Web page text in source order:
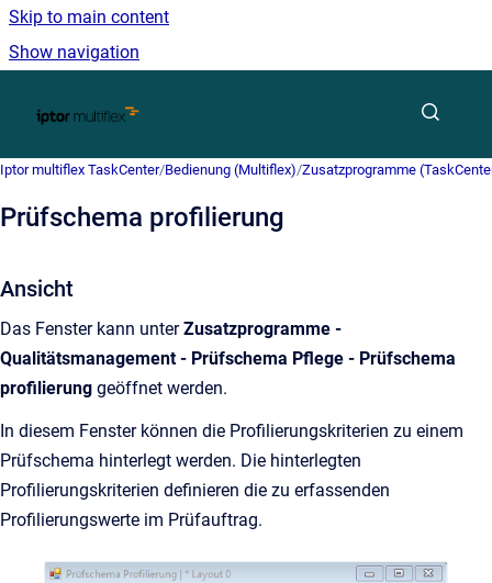
Skip to main content
Show navigation
Iptor multiflex TaskCenter/Bedienung (Multiflex)/Zusatzprogramme
Prüfschema profilierung
Ansicht
Das Fenster kann unterZusatzprogramme -
Qualitätsmanagement - Prüfschema Pflege - Prüfschema
profilierung geöffnet werden.
In diesem Fenster können die Profilierungskriterien zu einem
Prüfschema hinterlegt werden. Die hinterlegten
Profilierungskriterien definieren die zu erfassenden
Profilierungswerte im Prüfauftrag.